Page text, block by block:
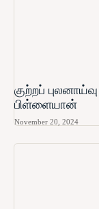
குற்றப்
பிள்ளையான்
November 20, 2024